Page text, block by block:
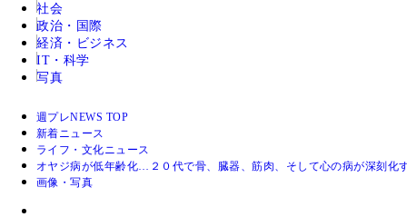
社会
政治・国際
経済・ビジネス
IT・科学
写真
週プレNEWS TOP
新着ニュース
ライフ・文化ニュース
オヤジ病が低年齢化…２０代で骨、臓器、筋肉、そして心の病が深刻化
画像・写真